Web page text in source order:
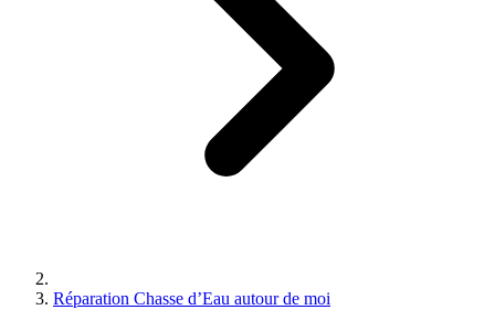
Réparation Chasse d’Eau autour de moi